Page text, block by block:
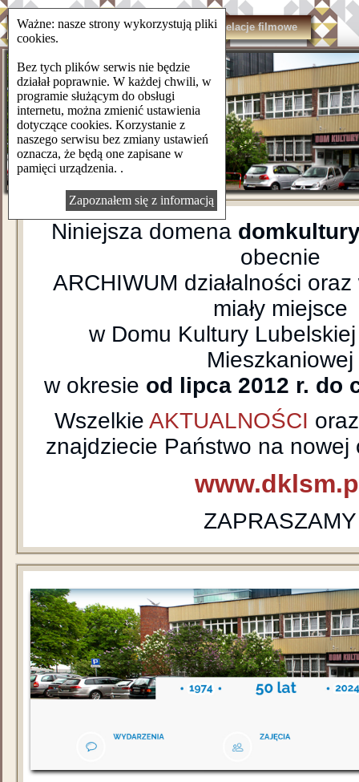
domkulturylsm.pl Kontakt Relacje filmowe
Niniejsza domena
obecnie
ARCHIWUM działalności
miały miejsce
w Domu Kultury Lubelskiej
Mieszkaniowej
w okresie od lipca 2012 r. do
WszelkieAKTUALNOŚCI
znajdziecie Państwo na nowej
ZAPRASZAMY
Ważne: nasze strony wykorzystują pliki
cookies.
Bez tych plików serwis nie będzie
działał poprawnie. W każdej chwili, w
programie służącym do obsługi
internetu, można zmienić ustawienia
dotyczące cookies. Korzystanie z
naszego serwisu bez zmiany ustawień
oznacza, że będą one zapisane w
pamięci urządzenia. .
Zapoznałem się z informacją